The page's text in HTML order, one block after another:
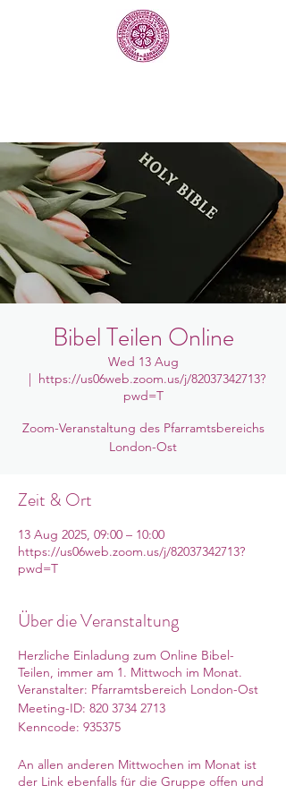
Bibel Teilen Online
Wed 13 Aug
  |
https://us06web.zoom.us/j/82037342713?
pwd=T
Zoom-Veranstaltung des Pfarramtsbereichs
London-Ost
Zeit & Ort
13 Aug 2025, 09:00 – 10:00
https://us06web.zoom.us/j/82037342713?
pwd=T
Über die Veranstaltung
Herzliche Einladung zum Online Bibel-
Teilen, immer am 1. Mittwoch im Monat.
Veranstalter: Pfarramtsbereich London-Ost
Meeting-ID: 820 3734 2713
Kenncode: 935375
An allen anderen Mittwochen im Monat ist
der Link ebenfalls für die Gruppe offen und